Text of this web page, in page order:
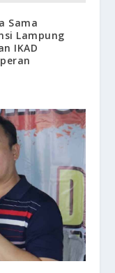
Sama
Lampung
IKAD